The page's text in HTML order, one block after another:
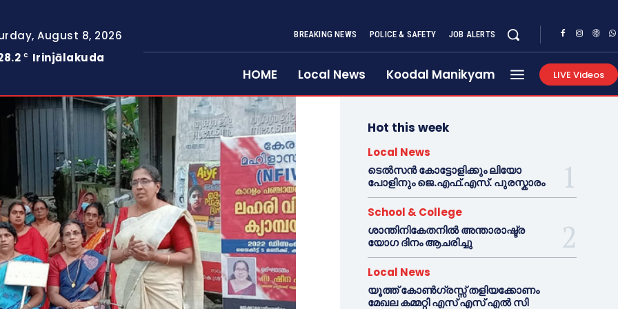
August 8, 2026
C Irinjālakuda
BREAKING NEWS POLICE & SAFETY JOB ALERTS
HOME Local News Koodal Manikyam LIVE Videos
Hot this week
Local News
ടെൽസൻ കോട്ടോളിക്കും ലിയോ
പോളിനും ജെ.എഫ്.എസ്. പുരസ്കാരം
School & College
ശാന്തിനികേതനിൽ അന്താരാഷ്ട്ര
യോഗ ദിനം ആചരിച്ചു
Local News
യൂത്ത് കോൺഗ്രസ്സ് തളിയക്കോണം
മേഖല കമ്മറ്റി എസ് എസ് എൽ സി